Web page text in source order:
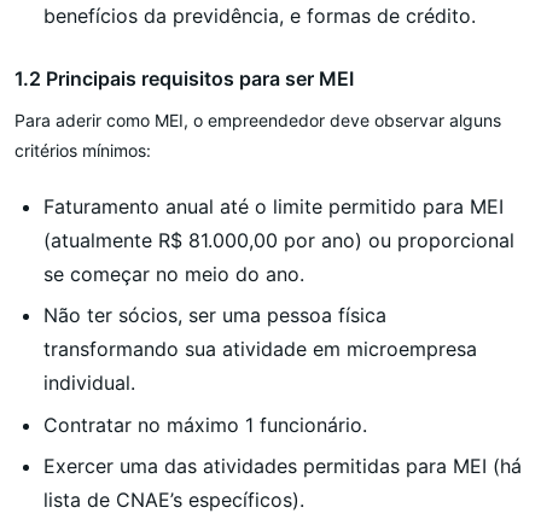
benefícios da previdência, e formas de crédito.
1.2 Principais requisitos para ser MEI
Para aderir como MEI, o empreendedor deve observar alguns
critérios mínimos:
Faturamento anual até o limite permitido para MEI
(atualmente R$ 81.000,00 por ano) ou proporcional
se começar no meio do ano.
Não ter sócios, ser uma pessoa física
transformando sua atividade em microempresa
individual.
Contratar no máximo 1 funcionário.
Exercer uma das atividades permitidas para MEI (há
lista de CNAE’s específicos).